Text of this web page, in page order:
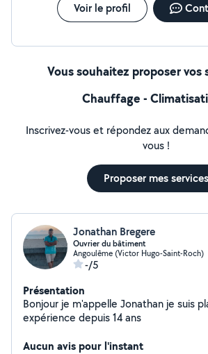
Voir le profil
Vous souhaitez proposer vos
Chauffage -
Inscrivez-vous et répondez aux
vous !
Proposer mes services
Jonathan Bregere
Ouvrier du bâtiment
Angoulême (Victor Hugo-Saint-Roch)
-/5
Présentation
Bonjour je m'appelle Jonathan je suis
expérience depuis 14 ans
Aucun avis pour l'instant